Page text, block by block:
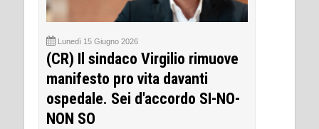
Lunedì 15 Giugno 2026
(CR) Il sindaco Virgilio rimuove
manifesto pro vita davanti
ospedale. Sei d'accordo SI-NO-
NON SO